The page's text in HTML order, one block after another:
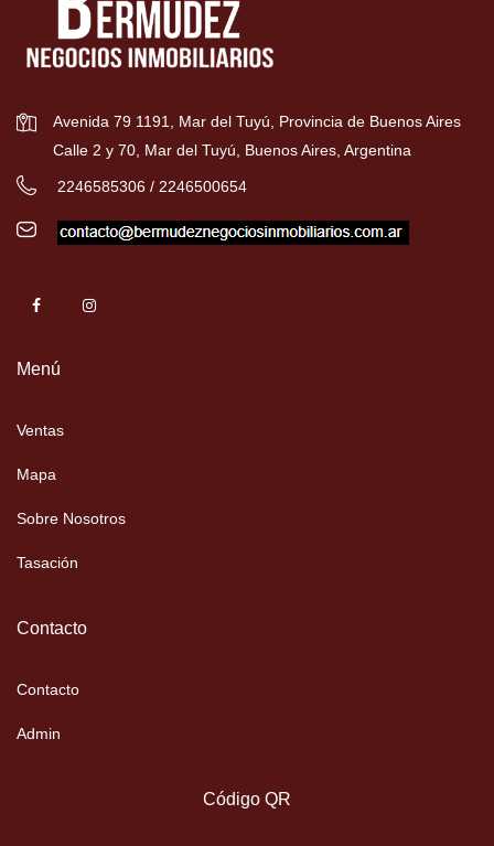
Avenida 79 1191, Mar del Tuyú, Provincia de Buenos Aires
Calle 2 y 70, Mar del Tuyú, Buenos Aires, Argentina
2246585306 / 2246500654
Menú
Ventas
Mapa
Sobre Nosotros
Tasación
Contacto
Contacto
Admin
Código QR